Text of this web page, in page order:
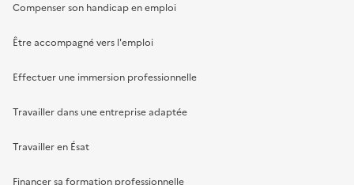
Compenser son handicap en emploi
Être accompagné vers l'emploi
Effectuer une immersion professionnelle
Travailler dans une entreprise adaptée
Travailler en Ésat
Financer sa formation professionnelle